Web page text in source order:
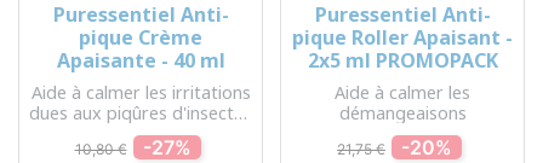
Puressentiel Anti-
pique Crème
Apaisante - 40 ml
Aide à calmer les irritations
dues aux piqûres d'insectes
et de végétaux
10,80 € -27%
Puressentiel Anti-
pique Roller Apaisant -
2x5 ml PROMOPACK
Aide à calmer les
démangeaisons
21,75 € -20%